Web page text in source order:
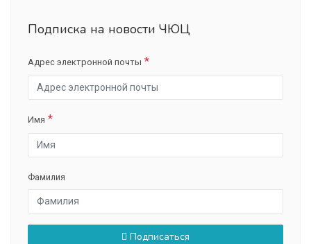
Подписка на новости ЧЮЦ
Адрес электронной почты
Имя
Фамилия
Подписаться